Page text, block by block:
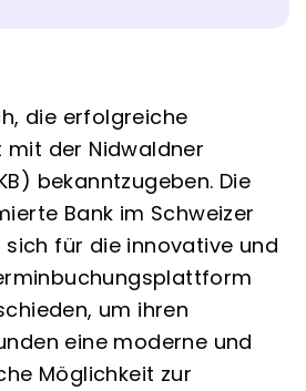
die erfolgreiche
der Nidwaldner
bekanntzugeben. Die
Bank im Schweizer
sich für die innovative und
um ihren
eine moderne und
Möglichkeit zur